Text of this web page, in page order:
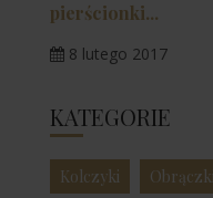
pierścionki...
8 lutego 2017
KATEGORIE
Kolczyki Obrączki